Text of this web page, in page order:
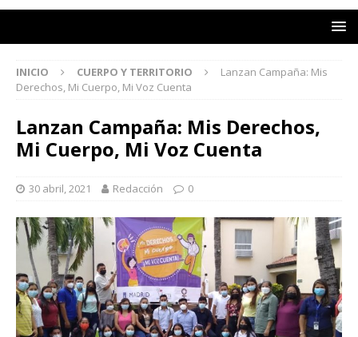
INICIO CUERPO Y TERRITORIO
Lanzan Campaña: Mis
Derechos, Mi Cuerpo, Mi Voz Cuenta
Lanzan Campaña: Mis Derechos,
Mi Cuerpo, Mi Voz Cuenta
30 abril, 2021 Redacción 0